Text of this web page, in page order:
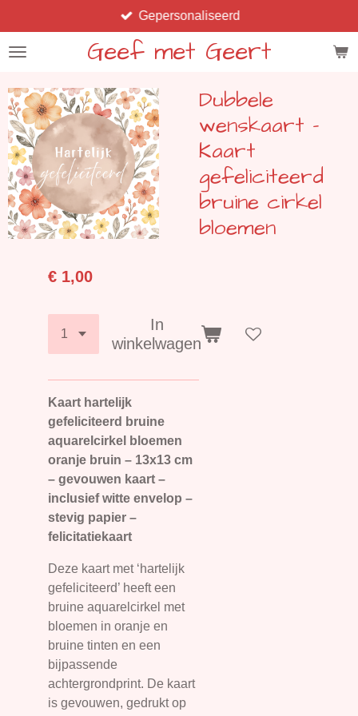
direct
naar
hoofdinhoud
Geef met Geert
Gepersonaliseerd
Dubbele
wenskaart -
Kaart
gefeliciteerd
bruine cirkel
bloemen
€ 1,00
In
winkelwagen
Kaart hartelijk
gefeliciteerd bruine
aquarelcirkel bloemen
oranje bruin – 13x13 cm
– gevouwen kaart –
inclusief witte envelop –
stevig papier –
felicitatiekaart
Deze kaart met ‘hartelijk
gefeliciteerd’ heeft een
bruine aquarelcirkel met
bloemen in oranje en
bruine tinten en een
bijpassende
achtergrondprint. De kaart
is gevouwen, gedrukt op